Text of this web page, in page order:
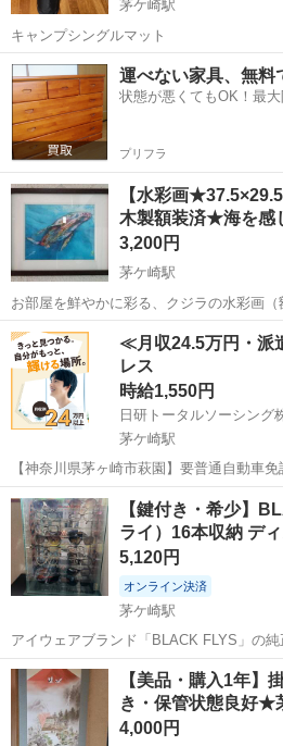
茅ケ崎駅
キャンプシングルマット
神奈川 茅ヶ崎市 茅ケ崎駅 その他
運べない家具、無料
状態が悪くてもOK！最
プリフラ
【水彩画
木製額装済★海を感
3,200円
茅ケ崎駅
お部屋を鮮やかに彩る、クジラの水彩画（
ます。 ​【商品のポイント】 ​サイズ： 額縁外寸 約37.5cm × 29.5cm。
リビングの壁や玄関、棚の上など、場所を
イズ感で...
神奈川 茅ヶ崎市 茅ケ崎駅 その
≪月収24.5万円・派
レス
時給1,550円
日研トータルソーシング
茅ケ崎駅
【神奈川県茅ヶ崎市萩園】要普通自動車
《お仕事No.5A103-JS》 お仕事について 特装車（福祉車両）の組立、
一般車種への昇降機やスロープなどの取
はミニバン・ワゴンになり...
神奈川 茅ヶ崎市 茅ケ崎駅 その他
【鍵付き・希少】
ライ）16本収納 デ
5,120円
オンライン決済
茅ケ崎駅
アイウェアブランド「BLACK FLYS」の
す。 専用の鍵が付属しますので、大切なコレクションを安全に保管・
展示することができます。 ​収納数： 16本 ​付属品： 専用の鍵 ​仕様：
前面扉...
神奈川 茅ヶ崎市 茅ケ崎駅 その他
【美品・購入1年】
き・保管状態良好★
4,000円